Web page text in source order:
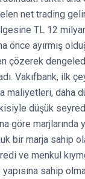
net trading
TL 12
önce ayırmış
çözerek
Vakıfbank, ilk
maliyetleri, daha
düşük
göre marjlarında
bir marja sahip
ve menkul
yapısına sahip